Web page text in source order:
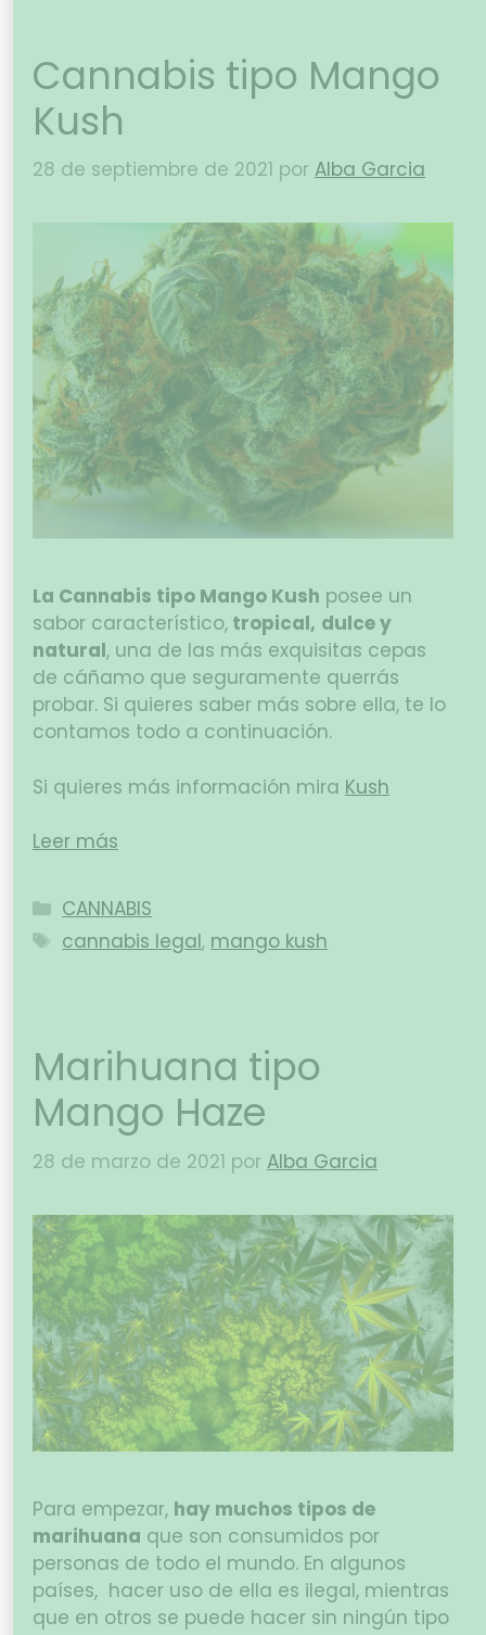
Cannabis tipo Mango
Kush
28 de septiembre de 2021 por Alba Garcia
La Cannabis tipo Mango Kush posee un
sabor característico, tropical, dulce y
natural, una de las más exquisitas cepas
de cáñamo que seguramente querrás
probar. Si quieres saber más sobre ella, te lo
contamos todo a continuación.
Si quieres más información mira Kush
Leer más
CANNABIS
cannabis legal, mango kush
Marihuana tipo
Mango Haze
28 de marzo de 2021 por Alba Garcia
Para empezar, hay muchos tipos de
marihuana que son consumidos por
personas de todo el mundo. En algunos
países, hacer uso de ella es ilegal, mientras
que en otros se puede hacer sin ningún tipo